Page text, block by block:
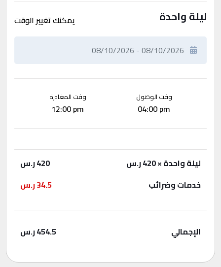
ليلة واحدة يمكنك تغيير الوقت
وقت الوصول
04:00 pm
وقت المغادرة
12:00 pm
ليلة واحدة× 420 ر.س 420ر.س
خدمات وضرائب
34.5ر.س
الإجمالي 454.5ر.س